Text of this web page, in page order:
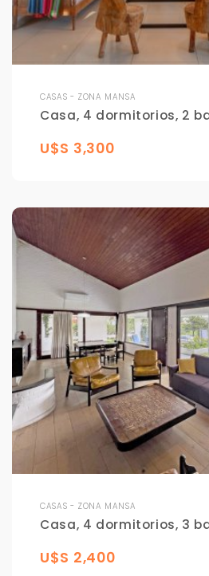
CASAS - ZONA MANSA
Casa, 4 dormitorios, 2
U$S 3,300
CASAS - ZONA MANSA
Casa, 4 dormitorios, 3
U$S 2,400